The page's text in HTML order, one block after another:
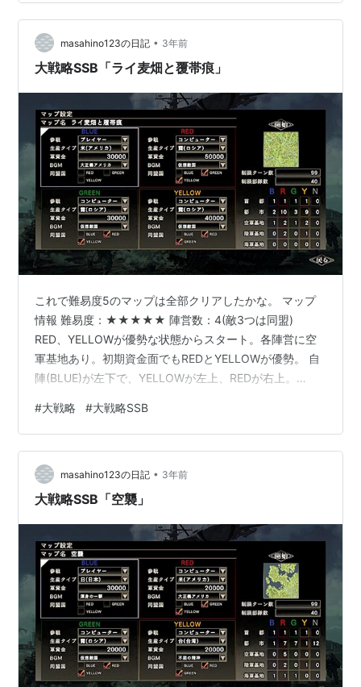
わないのは。」といわれてひどくショックを受けたの
は、こんなに時間のたった今でも良く覚えています。も
っとも、社会人になって、このお店を若干頻繁に使うよ
うになった今は、今の店員さんとはかなり仲良しになっ
masahino123の日記 • 3年前
大戦略SSB「ライ麦畑と覆帯痕」
これで難易度5のマップは全部クリアしたかな。 マップ
情報 難易度：★★★★★ 陣営数：4(敵3つは同盟)
RED、YELLOWが優勢な状態からスタート。各陣営に空
軍基地あり。初期資金面でもREDとYELLOWが優勢。 自
陣(BLUE)が左下で、YELLOWが左上、REDが右上。
したマップ。のんびりやっていると、膠着状態から押し
込まれる展開になり、挽回が難しくなる。初期資金で何
を作るか?最初の数ターンで何をやるか?どういう順番に
攻めていくのかが悩ましい。 今回取った作戦は、まず、
自陣から少し右にいったところにあるYELLOWの陸軍基
#大戦略 #大戦略SSB
masahino123の日記 • 3年前
大戦略SSB「空襲」